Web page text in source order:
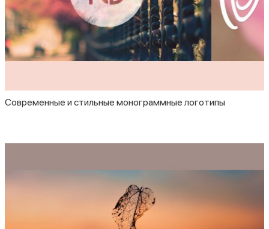
Современные и стильные монограммные логотипы